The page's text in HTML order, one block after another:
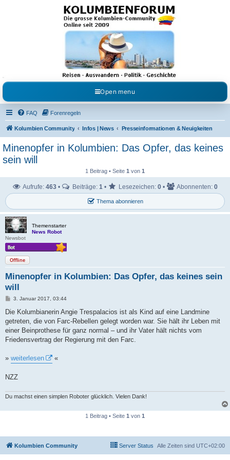
Kolumbienforum - Das
grosse Forum der
Freunde Kolumbiens
Reisen, Auswandern, Kultur, Politik, Geschichte und Visum in Kolumbien und Venezuela.
Austausch, Erfahrungen und Gemeinschaft im Kolumbienforum
Open menu
FAQ Forenregeln
Kolumbien Community Infos | News Presseinformationen & Neuigkeiten
Minenopfer in Kolumbien: Das Opfer, das keines
sein will
1 Beitrag • Seite 1 von 1
Thema abonnieren
Aufrufe: 463 • Beiträge: 1 • Lesezeichen: 0 • Abonnenten: 0
Themenstarter
News Robot
Newsbot
Offline
Minenopfer in Kolumbien: Das Opfer, das keines sein
will
B
i
r
a
3. Januar 2017, 03:44
Die Kolumbianerin Angie Trespalacios ist als Kind auf eine Landmine
getreten, die von Farc-Rebellen gelegt worden war. Sie hält ihr Leben mit
einer Beinprothese für ganz normal – und ihr Vater hält nichts vom
Friedensvertrag der Regierung mit den Farc.
» weiterlesen «
NZZ
Du machst einen simplen Roboter glücklich. Vielen Dank!
1 Beitrag • Seite 1 von 1
Kolumbien Community Alle Zeiten sind UTC+02:00
Server Status